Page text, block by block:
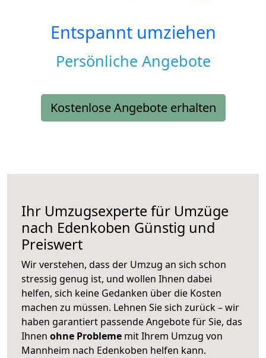
Entspannt umziehen
Persönliche Angebote
Kostenlose Angebote erhalten
Ihr Umzugsexperte für Umzüge
nach Edenkoben Günstig und
Preiswert
Wir verstehen, dass der Umzug an sich schon
stressig genug ist, und wollen Ihnen dabei
helfen, sich keine Gedanken über die Kosten
machen zu müssen. Lehnen Sie sich zurück – wir
haben garantiert passende Angebote für Sie, das
Ihnen ohne Probleme mit Ihrem Umzug von
Mannheim nach Edenkoben helfen kann.